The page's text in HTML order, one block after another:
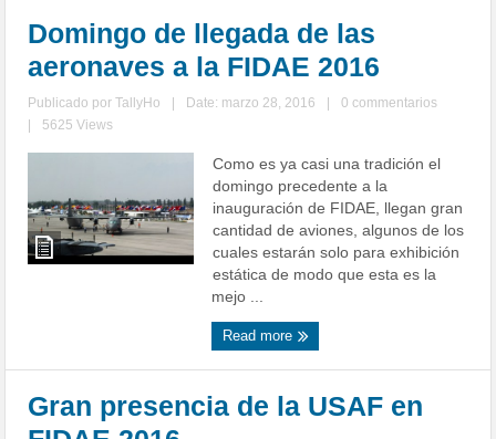
Domingo de llegada de las
aeronaves a la FIDAE 2016
Publicado porTallyHo Date: marzo 28, 2016
0 commentarios
5625 Views
Como es ya casi una tradición el
domingo precedente a la
inauguración de FIDAE, llegan gran
cantidad de aviones, algunos de los
cuales estarán solo para exhibición
estática de modo que esta es la
mejo ...
Read more
Gran presencia de la USAF en